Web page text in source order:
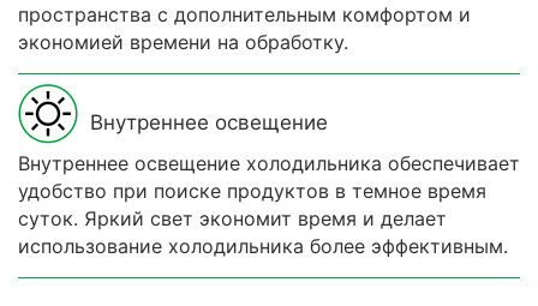
пространства с дополнительным комфортом и
экономией времени на обработку.
Внутреннее освещение
Внутреннее освещение холодильника обеспечивает
удобство при поиске продуктов в темное время
суток. Яркий свет экономит время и делает
использование холодильника более эффективным.